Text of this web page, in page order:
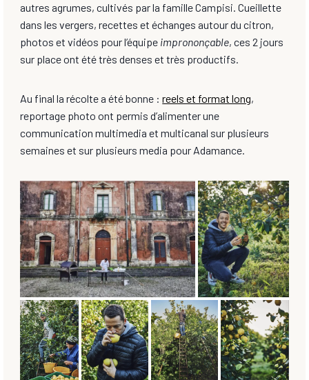
autres agrumes, cultivés par la famille Campisi. Cueillette
dans les vergers, recettes et échanges autour du citron,
photos et vidéos pour l’équipe imprononçable, ces 2 jours
sur place ont été très denses et très productifs.
Au final la récolte a été bonne :reels et format long,
reportage photo ont permis d’alimenter une
communication multimedia et multicanal sur plusieurs
semaines et sur plusieurs media pour Adamance.